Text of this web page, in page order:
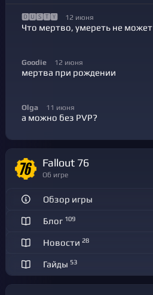
🅳🆄🆂🆃🆈 12 июня
Что мертво, умереть не может
Goodie 12 июня
мертва при рождении
Olga 11 июня
а можно без PVP?
Fallout 76
Об игре
Обзор игры
Блог 109
Новости 28
Гайды 53